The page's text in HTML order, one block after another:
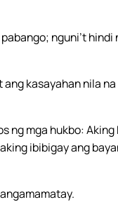
nguni’t hindi
kasayahan nila
ng mga hukbo:
ibibigay ang